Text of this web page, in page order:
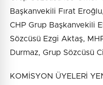
Başkanvekili Fırat
CHP Grup Başkanvekili
Sözcüsü Ezgi Aktaş,
Durmaz, Grup Sözcüsü
KOMİSYON ÜYELERİ